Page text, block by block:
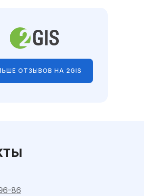
ОТЗЫВОВ НА 2GIS
86